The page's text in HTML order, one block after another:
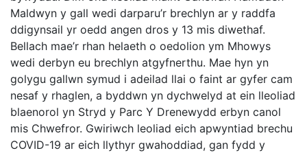
Maldwyn y gall wedi darparu’r brechlyn ar y raddfa
ddigynsail yr oedd angen dros y 13 mis diwethaf.
Bellach mae’r rhan helaeth o oedolion ym Mhowys
wedi derbyn eu brechlyn atgyfnerthu. Mae hyn yn
golygu gallwn symud i adeilad llai o faint ar gyfer cam
nesaf y rhaglen, a byddwn yn dychwelyd at ein lleoliad
blaenorol yn Stryd y Parc Y Drenewydd erbyn canol
mis Chwefror. Gwiriwch leoliad eich apwyntiad brechu
COVID-19 ar eich llythyr gwahoddiad, gan fydd y